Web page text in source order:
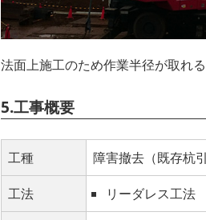
法面上施工のため作業半径が取れ
5.工事概要
工種 障害撤去（既存杭
工法 リーダレス工法